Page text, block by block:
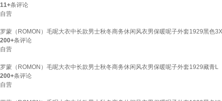
11+条评论
自营
罗蒙（ROMON）毛呢大衣中长款男士秋冬商务休闲风衣男保暖呢子外套1929黑色
200+条评论
自营
罗蒙（ROMON）毛呢大衣中长款男士秋冬商务休闲风衣男保暖呢子外套1929藏青L
200+条评论
自营